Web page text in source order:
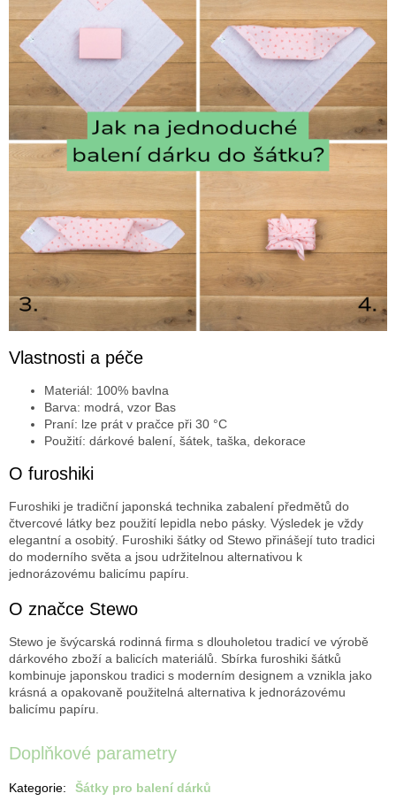
Vlastnosti a péče
Materiál: 100% bavlna
Barva: modrá, vzor Bas
Praní: lze prát v pračce při 30 °C
Použití: dárkové balení, šátek, taška, dekorace
O furoshiki
Furoshiki je tradiční japonská technika zabalení předmětů do
čtvercové látky bez použití lepidla nebo pásky. Výsledek je vždy
elegantní a osobitý. Furoshiki šátky od Stewo přinášejí tuto tradici
do moderního světa a jsou udržitelnou alternativou k
jednorázovému balicímu papíru.
O značce Stewo
Stewo je švýcarská rodinná firma s dlouholetou tradicí ve výrobě
dárkového zboží a balicích materiálů. Sbírka furoshiki šátků
kombinuje japonskou tradici s moderním designem a vznikla jako
krásná a opakovaně použitelná alternativa k jednorázovému
balicímu papíru.
Doplňkové parametry
Kategorie:
Šátky pro balení dárků